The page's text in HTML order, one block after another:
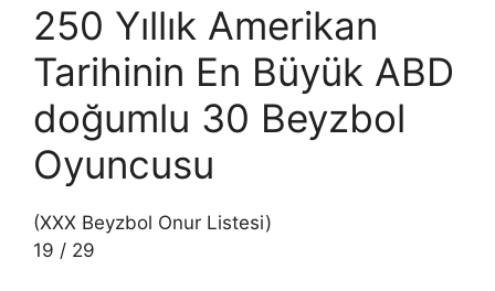
250 Yıllık Amerikan
Tarihinin En Büyük ABD
doğumlu 30 Beyzbol
Oyuncusu
(XXX Beyzbol Onur Listesi)
19 / 29